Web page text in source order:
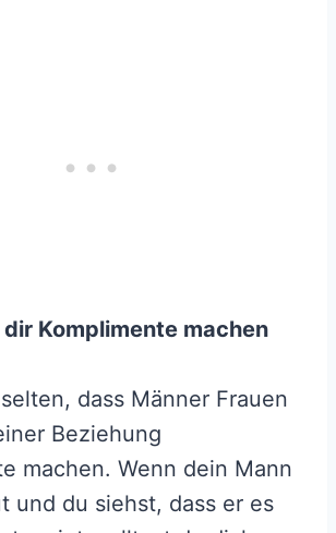
dir Komplimente machen
dass Männer Frauen
Beziehung
machen. Wenn dein Mann
und du siehst, dass er es